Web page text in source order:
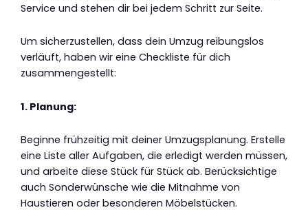
Service und stehen dir bei jedem Schritt zur Seite.
Um sicherzustellen, dass dein Umzug reibungslos
verläuft, haben wir eine Checkliste für dich
zusammengestellt:
1. Planung:
Beginne frühzeitig mit deiner Umzugsplanung. Erstelle
eine Liste aller Aufgaben, die erledigt werden müssen,
und arbeite diese Stück für Stück ab. Berücksichtige
auch Sonderwünsche wie die Mitnahme von
Haustieren oder besonderen Möbelstücken.